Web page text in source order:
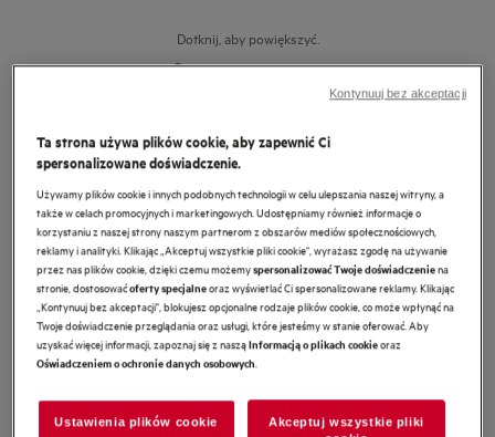
Dotknij, aby powiększyć.
7000 Hob2Hood® 90 cm
4.5 (23)
Karta informacyjna produktu
Cechy
Hob2Hood 7000 automatycznie steruje okapem i oświetleniem.
Funkcja Hob2Hood automatycznie włącza okap i jego oświetlenie.
Mocny silnik pomaga szybciej oczyszczać powietrze w kuchni
Ta strona używa plików cookie, aby zapewnić Ci
spersonalizowane doświadczenie.
Używamy plików cookie i innych podobnych technologii w celu ulepszania naszej witryny, a
także w celach promocyjnych i marketingowych. Udostępniamy również informacje o
korzystaniu z naszej strony naszym partnerom z obszarów mediów społecznościowych,
reklamy i analityki. Klikając „Akceptuj wszystkie pliki cookie", wyrażasz zgodę na używanie
przez nas plików cookie, dzięki czemu możemyspersonalizować Twoje doświadczeniena
stronie, dostosowaćoferty specjalneoraz wyświetlać Ci spersonalizowane reklamy. Klikając
„Kontynuuj bez akceptacji", blokujesz opcjonalne rodzaje plików cookie, co może wpłynąć na
Twoje doświadczenie przeglądania oraz usługi, które jesteśmy w stanie oferować. Aby
uzyskać więcej informacji, zapoznaj się z nasząInformacją o plikach cookieoraz
Oświadczeniem o ochronie danych osobowych
Ustawienia plików cookie
Akceptuj wszystkie pliki
Kontynuuj bez akceptacji